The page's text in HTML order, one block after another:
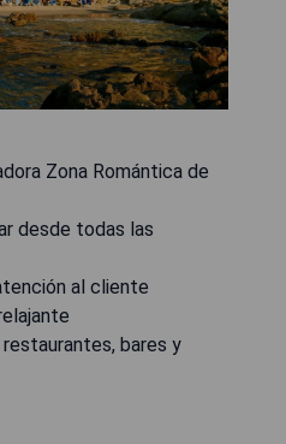
Zona Romántica de
desde todas las
al cliente
bares y